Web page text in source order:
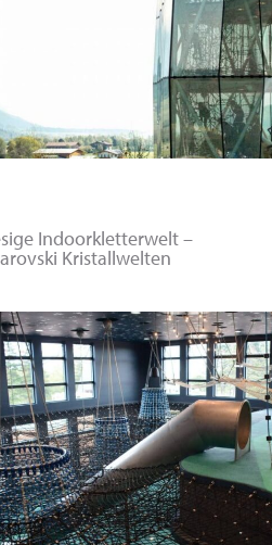
Indoorkletterwelt –
Kristallwelten